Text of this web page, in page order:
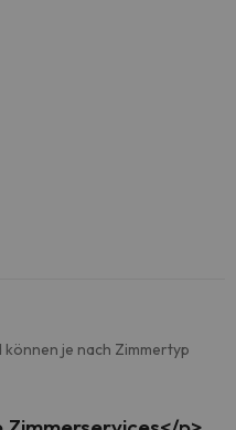
können je nach Zimmertyp